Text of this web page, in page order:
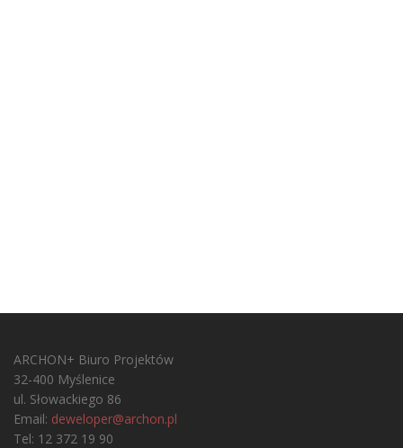
ARCHON+ Biuro Projektów
32-400 Myślenice
ul. Słowackiego 86
Email: deweloper@archon.pl
Tel: 12 372 19 90